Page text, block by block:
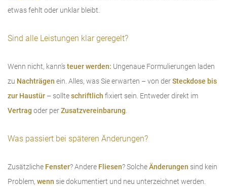
etwas fehlt oder unklar bleibt.
Sind alle Leistungen klar geregelt?
Wenn nicht, kann’steuer werden: Ungenaue Formulierungen laden
zu Nachträgen ein. Alles, was Sie erwarten – von derSteckdose bis
zur Haustür – sollteschriftlich fixiert sein. Entweder direkt im
Vertrag oder perZusatzvereinbarung
Was passiert bei späteren Änderungen?
Zusätzliche Fenster? Andere Fliesen? SolcheÄnderungen sind kein
Problem, wenn sie dokumentiert und neu unterzeichnet werden.